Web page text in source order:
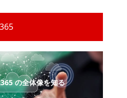
の全体像を知る